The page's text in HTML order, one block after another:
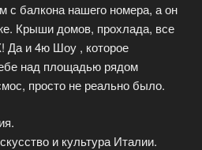
с балкона нашего номера, а он
Крыши домов, прохлада, все
Да и 4ю Шоу , которое
над площадью рядом
просто не реально было.
и культура Италии.